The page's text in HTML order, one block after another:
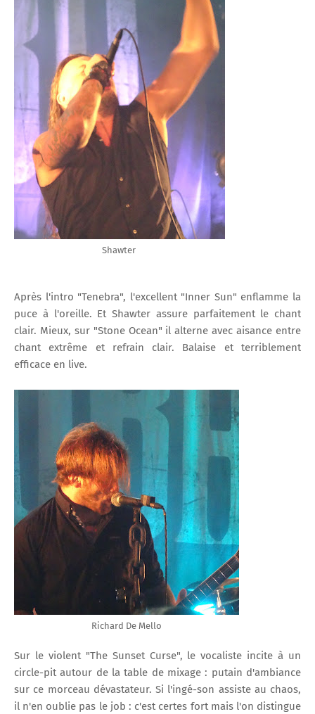
Shawter
Après l'intro "Tenebra", l'excellent "Inner Sun" enflamme la
puce à l'oreille. Et Shawter assure parfaitement le chant
clair. Mieux, sur "Stone Ocean" il alterne avec aisance entre
chant extrême et refrain clair. Balaise et terriblement
efficace en live.
Richard De Mello
Sur le violent "The Sunset Curse", le vocaliste incite à un
circle-pit autour de la table de mixage : putain d'ambiance
sur ce morceau dévastateur. Si l'ingé-son assiste au chaos,
il n'en oublie pas le job : c'est certes fort mais l'on distingue